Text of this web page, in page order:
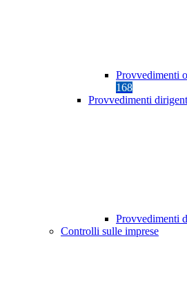
Provvedimenti
168
Provvedimenti
Provvedimenti
Controlli sulle imprese